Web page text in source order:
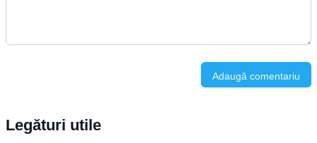
Adaugă comentariu
Legături utile